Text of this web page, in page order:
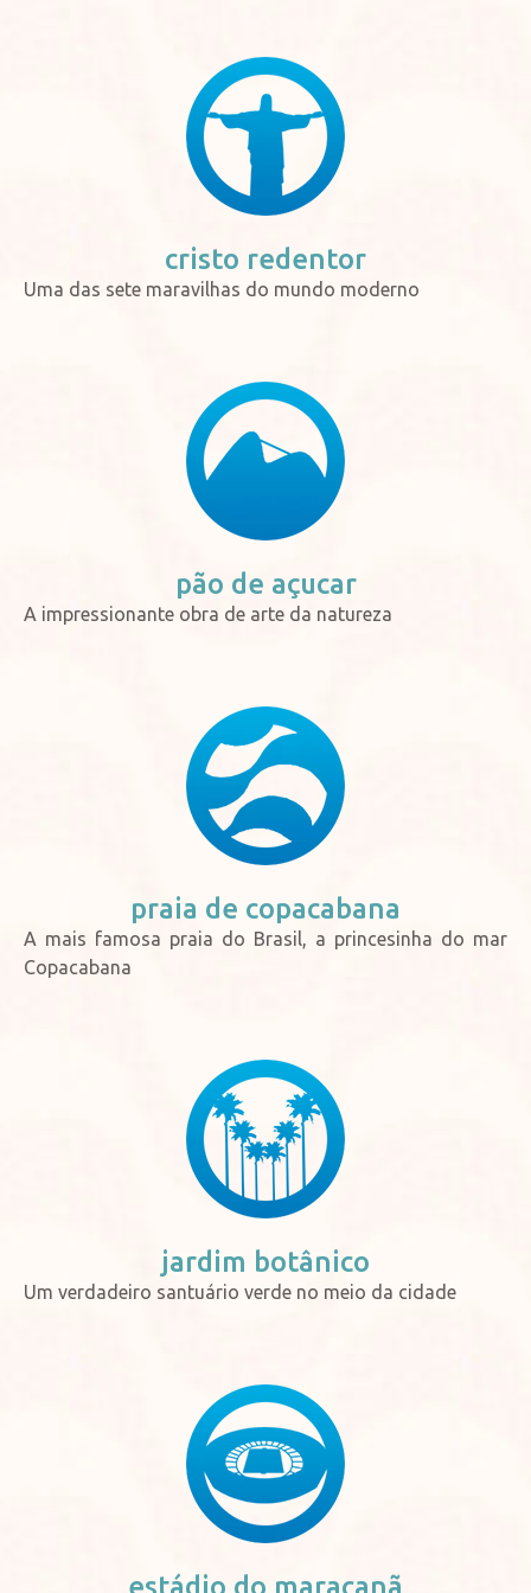
cristo redentor
Uma das sete maravilhas do mundo moderno
pão de açucar
A impressionante obra de arte da natureza
praia de copacabana
A mais famosa praia do Brasil, a princesinha do mar
Copacabana
jardim botânico
Um verdadeiro santuário verde no meio da cidade
estádio do maracanã